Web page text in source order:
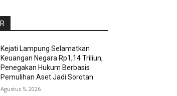
Kejati Lampung Selamatkan
Keuangan Negara Rp1,14 Triliun,
Penegakan Hukum Berbasis
Pemulihan Aset Jadi Sorotan
Agustus 5, 2026